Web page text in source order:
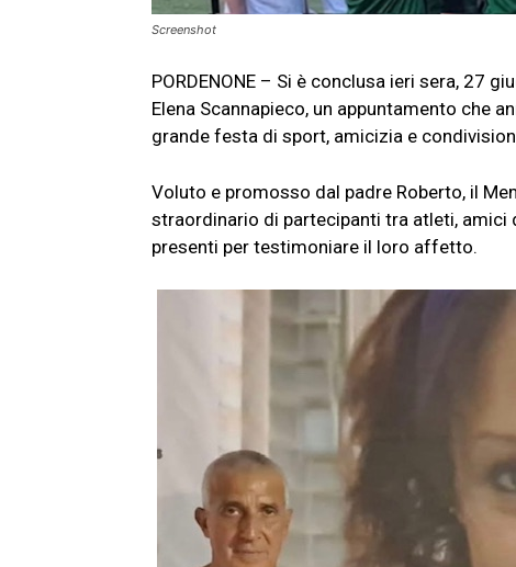
Screenshot
PORDENONE – Si è conclusa ieri sera, 27
Elena Scannapieco, un appuntamento che
grande festa di sport, amicizia e
Voluto e promosso dal padre Roberto, il
straordinario di partecipanti tra atleti, amici
presenti per testimoniare il loro affetto.